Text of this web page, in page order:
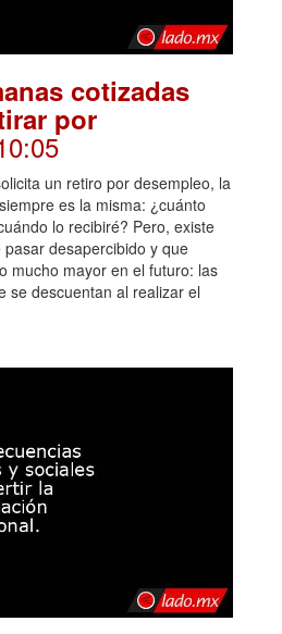
cotizadas
por
un retiro por desempleo, la
es la misma: ¿cuánto
lo recibiré? Pero, existe
desapercibido y que
mucho mayor en el futuro: las
se descuentan al realizar el